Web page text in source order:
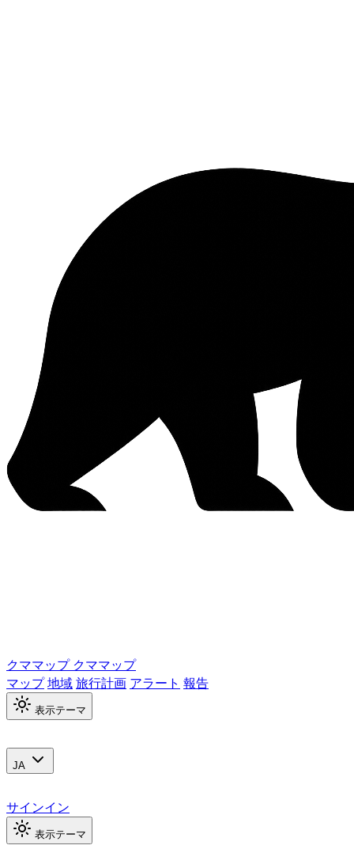
クママップ クママップ
マップ地域旅行計画 アラート 報告
表示テーマ
JA
サインイン
表示テーマ